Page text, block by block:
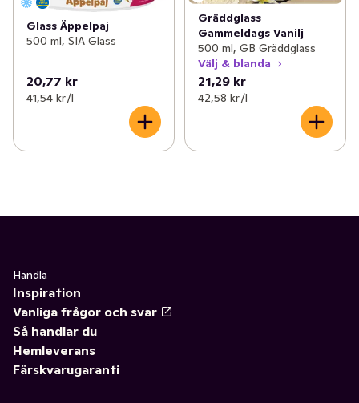
Glass Äppelpaj
500 ml, SIA Glass
20,77 kr
41,54 kr /l
Gräddglass
Gammeldags Vanilj
500 ml, GB Gräddglass
Välj & blanda
21,29 kr
42,58 kr /l
Handla
Inspiration
Vanliga frågor och svar
Så handlar du
Hemleverans
Färskvarugaranti